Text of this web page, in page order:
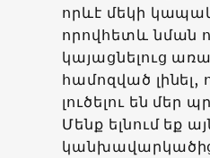
որևէ մեկի
որովհետև նման
կայացնելուց
համոզված լինել,
լուծելու են մեր
Մենք ելնում եք